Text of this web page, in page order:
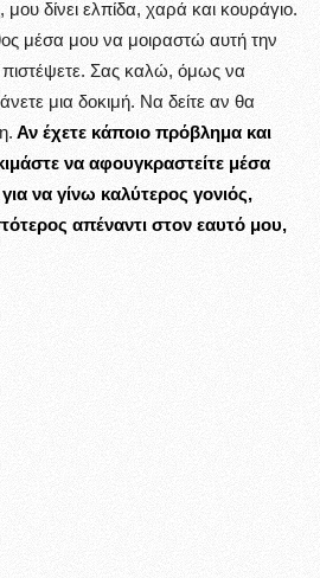
δίνει ελπίδα, χαρά και κουράγιο.
μέσα μου να μοιραστώ αυτή την
Σας καλώ, όμως να
μια δοκιμή. Να δείτε αν θα
Αν έχετε κάποιο πρόβλημα και
να αφουγκραστείτε μέσα
να γίνω καλύτερος γονιός,
απέναντι στον εαυτό μου,